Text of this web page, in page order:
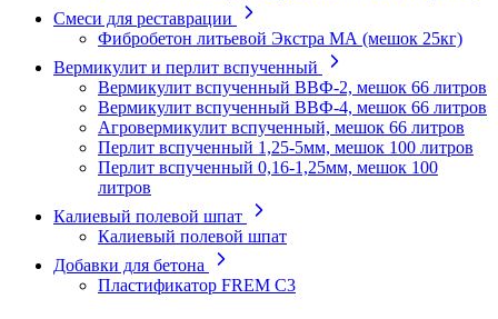
Смеси для реставрации
Фибробетон литьевой Экстра МА (мешок 25кг)
Вермикулит и перлит вспученный
Вермикулит вспученный ВВФ-2, мешок 66 литров
Вермикулит вспученный ВВФ-4, мешок 66 литров
Агровермикулит вспученный, мешок 66 литров
Перлит вспученный 1,25-5мм, мешок 100 литров
Перлит вспученный 0,16-1,25мм, мешок 100
литров
Калиевый полевой шпат
Калиевый полевой шпат
Добавки для бетона
Пластификатор FREM C3